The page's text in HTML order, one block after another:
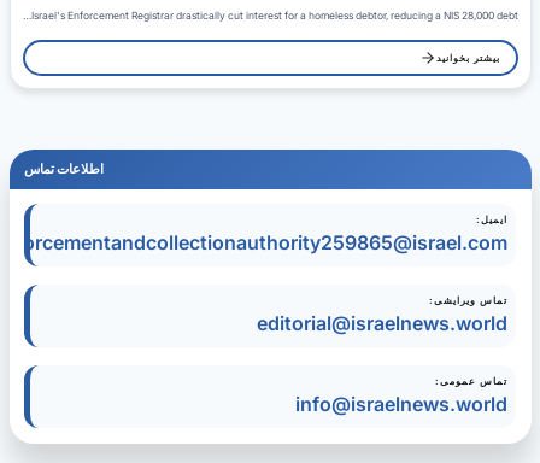
Israel's Enforcement Registrar drastically cut interest for a homeless debtor, reducing a NIS 28,000 debt…
بیشتر بخوانید
اطلاعات تماس
ایمیل:
تماس ویرایشی:
editorial@israelnews.world
تماس عمومی:
info@israelnews.world